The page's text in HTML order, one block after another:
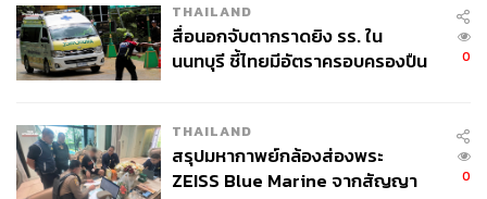
ABOUT THE AUTHOR
ประลองยุทธ ผงงอย
THAILAND
สื่อนอกจับตากราดยิง รร. ใน
นนทบุรี ชี้ไทยมีอัตราครอบครองปืน
0
THAILAND
สรุปมหากาพย์กล้องส่องพระ
ZEISS Blue Marine จากสัญญา
0